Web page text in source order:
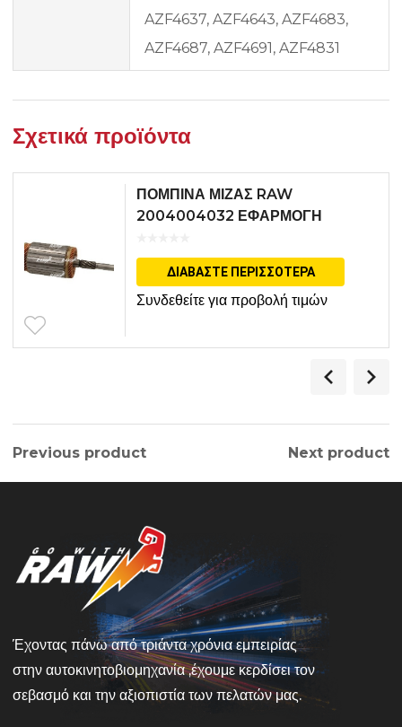
AZF4637, AZF4643, AZF4683,
AZF4687, AZF4691, AZF4831
Σχετικά προϊόντα
ΠΟΜΠΙΝΑ ΜΙΖΑΣ RAW
2004004032 ΕΦΑΡΜΟΓΗ
ΔΙΑΒΆΣΤΕ ΠΕΡΙΣΣΌΤΕΡΑ
Συνδεθείτε για προβολή τιμών
Previous product Next product
Έχοντας πάνω από τριάντα χρόνια εμπειρίας
στην αυτοκινητοβιομηχανία ,έχουμε κερδίσει τον
σεβασμό και την αξιοπιστία των πελατών μας.